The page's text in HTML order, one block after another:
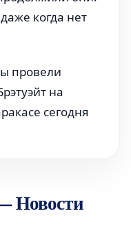
когда нет
провели
на
сегодня
Новости